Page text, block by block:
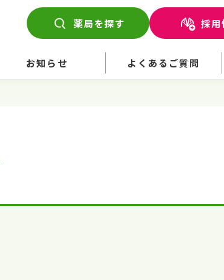
薬局を探す 採用
お知らせ よくあるご質問